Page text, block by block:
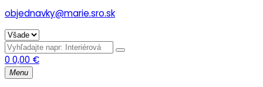
objednavky@marie.sro.sk
0 0,00 €
Menu